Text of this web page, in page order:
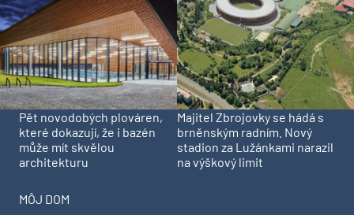
Pět novodobých plováren,
které dokazují, že i bazén
může mít skvělou
architekturu
Majitel Zbrojovky se hádá s
brněnským radním. Nový
stadion za Lužánkami narazil
na výškový limit
MÔJ DOM